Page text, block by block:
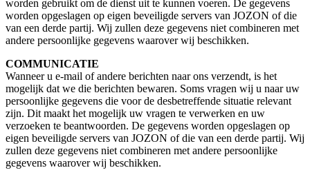
worden gebruikt om de dienst uit te kunnen voeren. De gegevens
worden opgeslagen op eigen beveiligde servers van JOZON of die
van een derde partij. Wij zullen deze gegevens niet combineren met
andere persoonlijke gegevens waarover wij beschikken.
COMMUNICATIE
Wanneer u e-mail of andere berichten naar ons verzendt, is het
mogelijk dat we die berichten bewaren. Soms vragen wij u naar uw
persoonlijke gegevens die voor de desbetreffende situatie relevant
zijn. Dit maakt het mogelijk uw vragen te verwerken en uw
verzoeken te beantwoorden. De gegevens worden opgeslagen op
eigen beveiligde servers van JOZON of die van een derde partij. Wij
zullen deze gegevens niet combineren met andere persoonlijke
gegevens waarover wij beschikken.